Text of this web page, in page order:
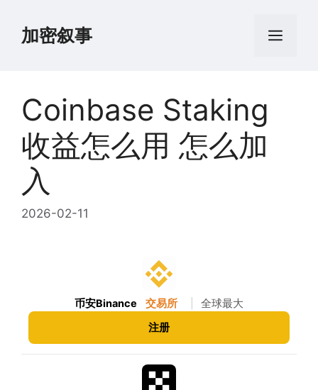
加密叙事 菜
Coinbase Staking
收益怎么用 怎么加
入
2026-02-11
币安Binance 交易所 全球最大
注册